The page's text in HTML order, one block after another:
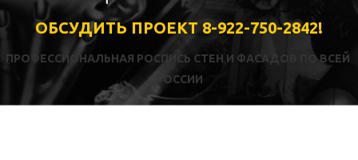
ОБСУДИТЬ ПРОЕКТ 8-922-750-2842!
ПРОФЕССИОНАЛЬНАЯ РОСПИСЬ СТЕН И ФАСАДОВ ПО ВСЕЙ
РОССИИ